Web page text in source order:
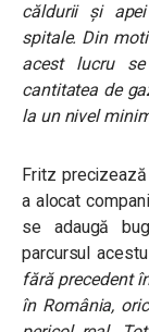
căldurii și
spitale. Din
acest lucru
cantitatea de
la un nivel
Fritz
a alocat
se adaugă
parcursul
fără precedent
în România,